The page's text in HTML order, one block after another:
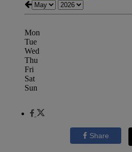
Mon
Tue
Wed
Thu
Fri
Sat
Sun
Share